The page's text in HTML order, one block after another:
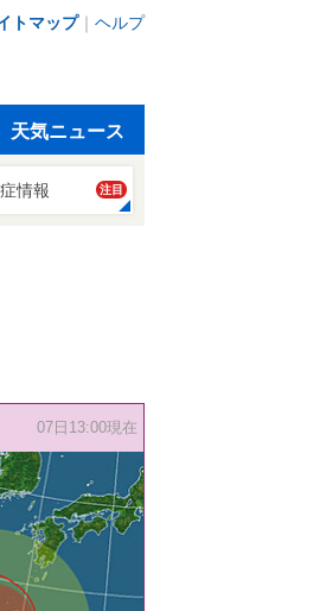
トマップ｜ ヘルプ
天気ニュース
情報 注目
07日13:00現在